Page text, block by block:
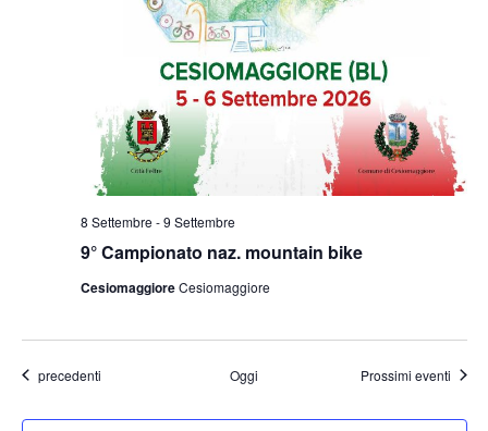
9° Campionato naz. mountain bike
8 Settembre -9 Settembre
CesiomaggioreCesiomaggiore
Eventi
precedenti Oggi Prossimi eventi